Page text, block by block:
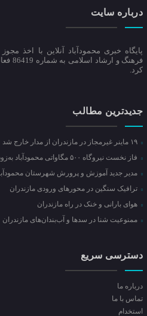
درباره سایت
پایگاه خبری محمودآباد آنلاین با اخذ
کرد.
جدیدترین مطالب
فاز نخست نیروگاه ۵۰۰ مگاواتی محمودآباد به‌زودی آغاز می‌شود
مدیر جدید آموزش و پرورش شهرستان
ترافیک سنگین در محور‌های ورودی مازندران
هوای بارانی و خنک در راه مازندران
ممنوعیت شنا در سدها و آب‌بندان‌‌های مازندران
دسترسی سریع
درباره ما
تماس با ما
استخدام